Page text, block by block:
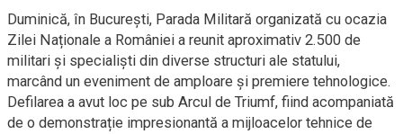
Duminică, în București, Parada Militară organizată cu ocazia
Zilei Naționale a României a reunit aproximativ 2.500 de
militari și specialiști din diverse structuri ale statului,
marcând un eveniment de amploare și premiere tehnologice.
Defilarea a avut loc pe sub Arcul de Triumf, fiind acompaniată
de o demonstrație impresionantă a mijloacelor tehnice de